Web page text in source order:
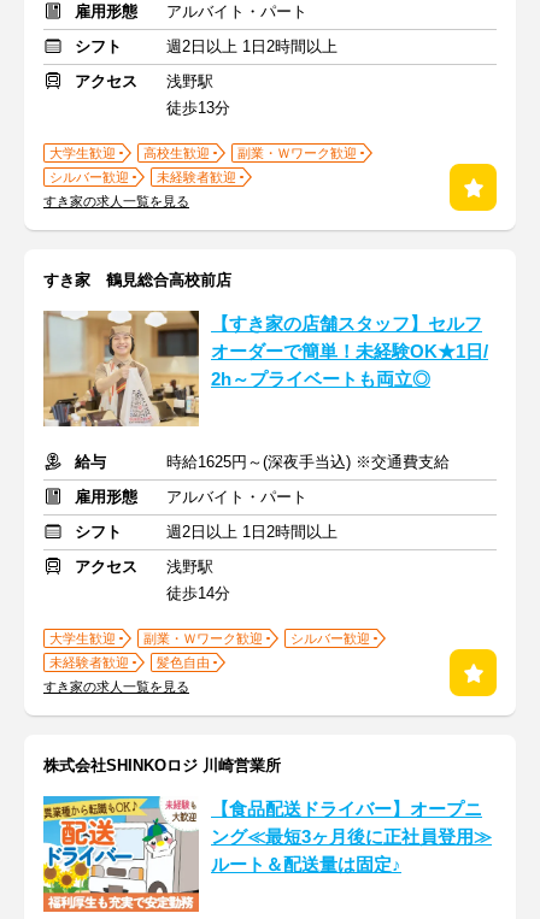
雇用形態
アルバイト・パート
シフト
週2日以上 1日2時間以上
アクセス
浅野駅
徒歩13分
大学生歓迎 高校生歓迎
副業・Ｗワーク歓迎
シルバー歓迎
未経験者歓迎
すき家の求人一覧を見る
すき家 鶴見総合高校前店
【すき家の店舗スタッフ】セルフ
オーダーで簡単！未経験OK★1日/
2h～プライベートも両立◎
給与
時給1625円～(深夜手当込) ※交通費支給
雇用形態
アルバイト・パート
シフト
週2日以上 1日2時間以上
アクセス
浅野駅
徒歩14分
大学生歓迎 副業・Ｗワーク歓迎
シルバー歓迎
未経験者歓迎
髪色自由
すき家の求人一覧を見る
株式会社SHINKOロジ 川崎営業所
【食品配送ドライバー】オープニ
ング≪最短3ヶ月後に正社員登用≫
ルート＆配送量は固定♪